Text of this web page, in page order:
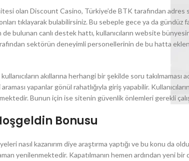
olan Discount Casino, Türkiye’de BTK tarafından
tıklayarak bulabilirsiniz. Bu sebeple gece ya da
bulunan canlı destek hattı, kullanıcıların website
sektörün deneyimli personellerinin de bu hatta
akıllarına herhangi bir şekilde soru
yapanlar gönül rahatlığıyla giriş yapabilir.
Bunun için ise sitenin güvenlik önlemleri gerekli
Bonusu
nasıl kazanırım diye araştırma yaptığı ve bu konu da
yenilenmektedir. Kapatılmanın hemen ardından yeni